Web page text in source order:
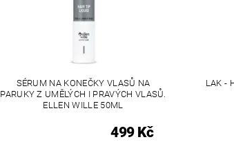
SÉRUM NA KONEČKY VLASŮ NA
PARUKY Z UMĚLÝCH I PRAVÝCH VLASŮ.
ELLEN WILLE 50ML
499 Kč
LAK -